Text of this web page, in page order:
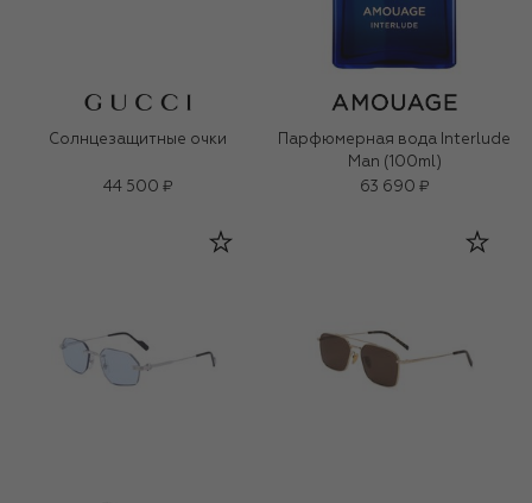
Солнцезащитные очки
44 500 ₽
Парфюмерная вода Interlude
Man (100ml)
63 690 ₽